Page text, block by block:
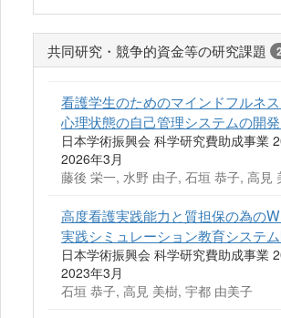
共同研究・競争的資金等の研究課題
看護学生のためのマインドフルネ
心理状態の自己管理システムの開
日本学術振興会 科学研究費助成事業
2026年3月
藤後 栄一, 水野 由子, 石垣 恭子, 高見
高度看護実践能力と質担保の為の
実践シミュレーション教育システ
日本学術振興会 科学研究費助成事業
2023年3月
石垣 恭子, 高見 美樹, 宇都 由美子